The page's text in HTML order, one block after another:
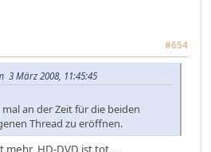
#654
3 März 2008, 11:45:45
an der Zeit für die beiden
Thread zu eröffnen.